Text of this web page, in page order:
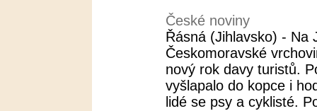
České noviny
Řásná (Jihlavsko) - Na
Českomoravské
nový rok davy turistů.
vyšlapalo do kopce i
lidé se psy a cyklisté.